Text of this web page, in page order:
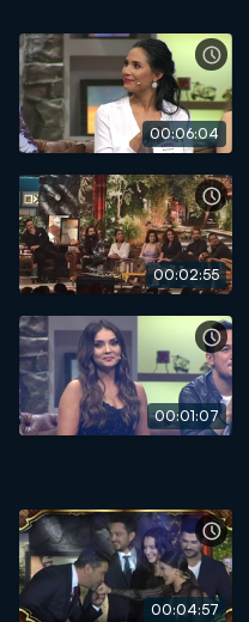
00:06:04
00:02:55
00:01:07
00:04:57